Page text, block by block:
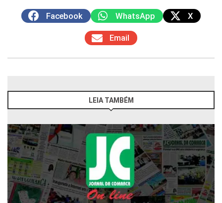
Facebook WhatsApp X
Email
LEIA TAMBÉM